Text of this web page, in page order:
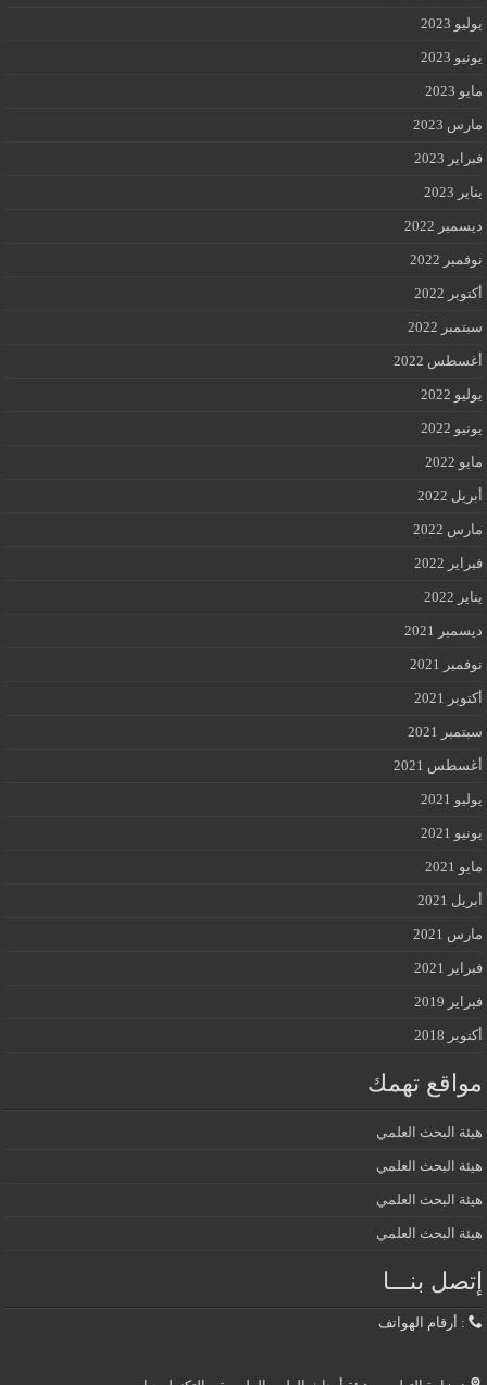
يوليو 2023
يونيو 2023
مايو 2023
مارس 2023
فبراير 2023
يناير 2023
ديسمبر 2022
نوفمبر 2022
أكتوبر 2022
سبتمبر 2022
أغسطس 2022
يوليو 2022
يونيو 2022
مايو 2022
أبريل 2022
مارس 2022
فبراير 2022
يناير 2022
ديسمبر 2021
نوفمبر 2021
أكتوبر 2021
سبتمبر 2021
أغسطس 2021
يوليو 2021
يونيو 2021
مايو 2021
أبريل 2021
مارس 2021
فبراير 2021
فبراير 2019
أكتوبر 2018
مواقع تهمك
هيئة البحث العلمي
هيئة البحث العلمي
هيئة البحث العلمي
هيئة البحث العلمي
إتصل بنـــا
: أرقام الهواتف